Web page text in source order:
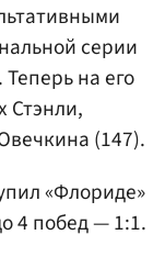
серии
на его
Стэнли,
(147).
«Флориде»
4 побед — 1:1.